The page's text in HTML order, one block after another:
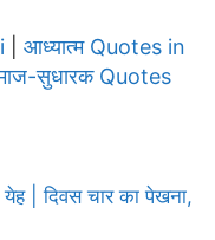
आध्यात्म Quotes in
सुधारक Quotes
| दिवस चार का पेखना,